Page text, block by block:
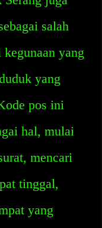
salah
yang
yang
pos ini
hal, mulai
mencari
tinggal,
yang